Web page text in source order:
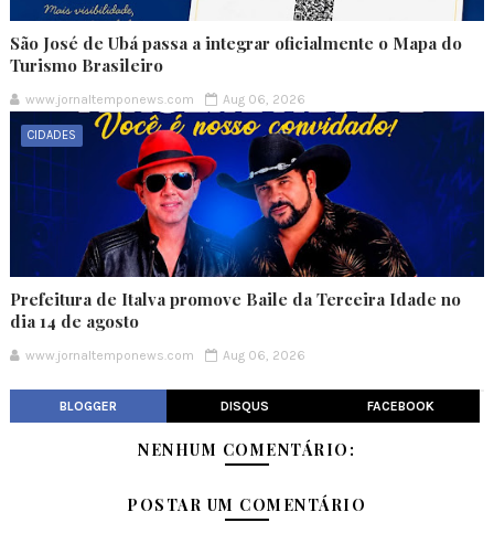
São José de Ubá passa a integrar oficialmente o Mapa do
Turismo Brasileiro
www.jornaltemponews.com Aug 06, 2026
CIDADES
Prefeitura de Italva promove Baile da Terceira Idade no
dia 14 de agosto
www.jornaltemponews.com Aug 06, 2026
BLOGGER DISQUS FACEBOOK
NENHUM COMENTÁRIO:
POSTAR UM COMENTÁRIO